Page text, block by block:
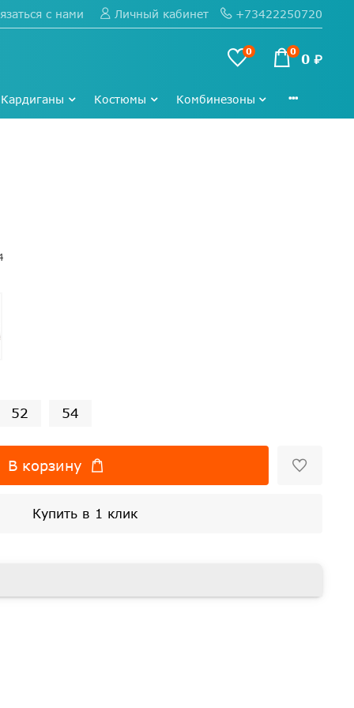
с нами Личный кабинет +73422250720
0 0 0 ₽
Кардиганы Костюмы Комбинезоны
52 54
В корзину
Купить в 1 клик